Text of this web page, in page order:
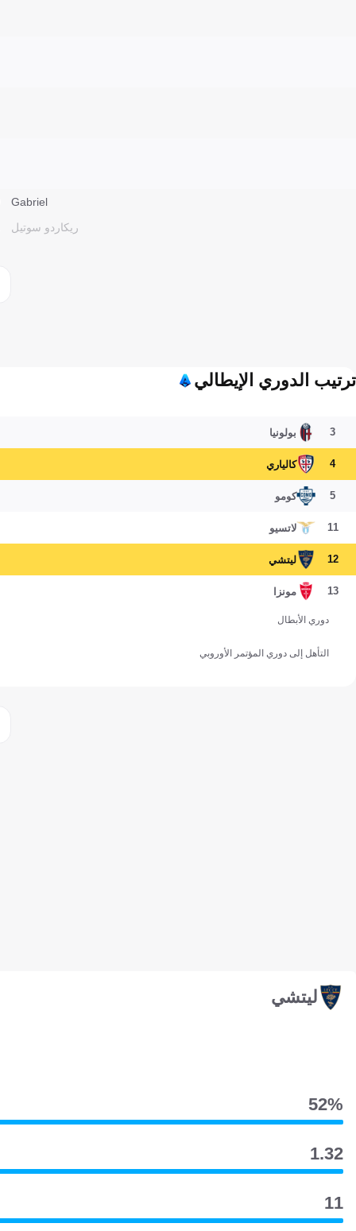
Gabriel
ريكاردو سوتيل
ترتيب الدوري الإيطالي
3 بولونيا
4 كالياري
5 كومو
11 لاتسيو
12 ليتشي
13 مونزا
دوري الأبطال
التأهل إلى دوري المؤتمر الأوروبي
ليتشي
52‎%‎
1.32
11